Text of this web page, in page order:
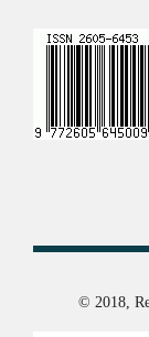
© 2018,